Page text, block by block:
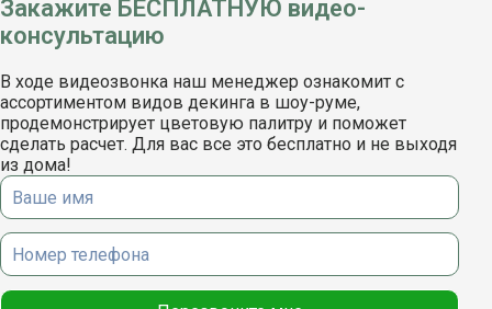
Закажите БЕСПЛАТНУЮ видео-
консультацию
В ходе видеозвонка наш менеджер ознакомит с
ассортиментом видов декинга в шоу-руме,
продемонстрирует цветовую палитру и поможет
сделать расчет. Для вас все это бесплатно и не выходя
из дома!